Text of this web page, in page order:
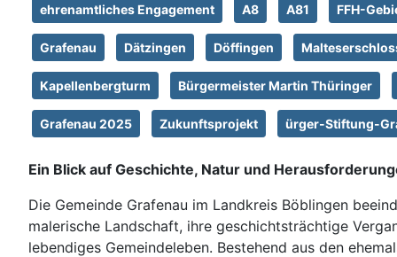
ehrenamtliches Engagement A8 A81 FFH-
Grafenau Dätzingen Döffingen
Kapellenbergturm Bürgermeister Martin Thüringer
Grafenau 2025 Zukunftsprojekt ürger-Stiftung-
Ein Blick auf Geschichte, Natur und
Die Gemeinde Grafenau im Landkreis Böblingen
malerische Landschaft, ihre geschichtsträchtige
lebendiges Gemeindeleben. Bestehend aus den